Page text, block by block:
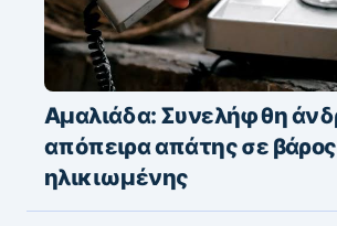
Αμαλιάδα: Συνελήφθη
απόπειρα απάτης σε βάρος
ηλικιωμένης